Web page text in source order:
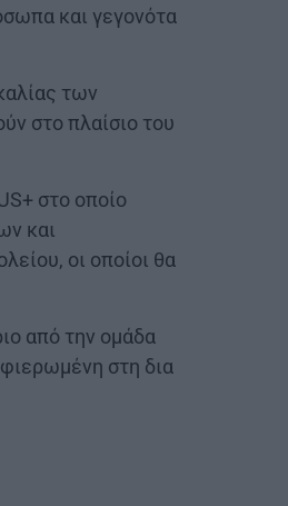
και γεγονότα
των
στο πλαίσιο του
στο οποίο
και
οι οποίοι θα
από την ομάδα
στη δια